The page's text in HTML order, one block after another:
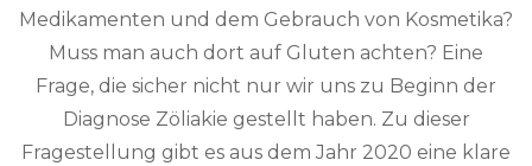
Medikamenten und dem Gebrauch von Kosmetika?
Muss man auch dort auf Gluten achten? Eine
Frage, die sicher nicht nur wir uns zu Beginn der
Diagnose Zöliakie gestellt haben. Zu dieser
Fragestellung gibt es aus dem Jahr 2020 eine klare